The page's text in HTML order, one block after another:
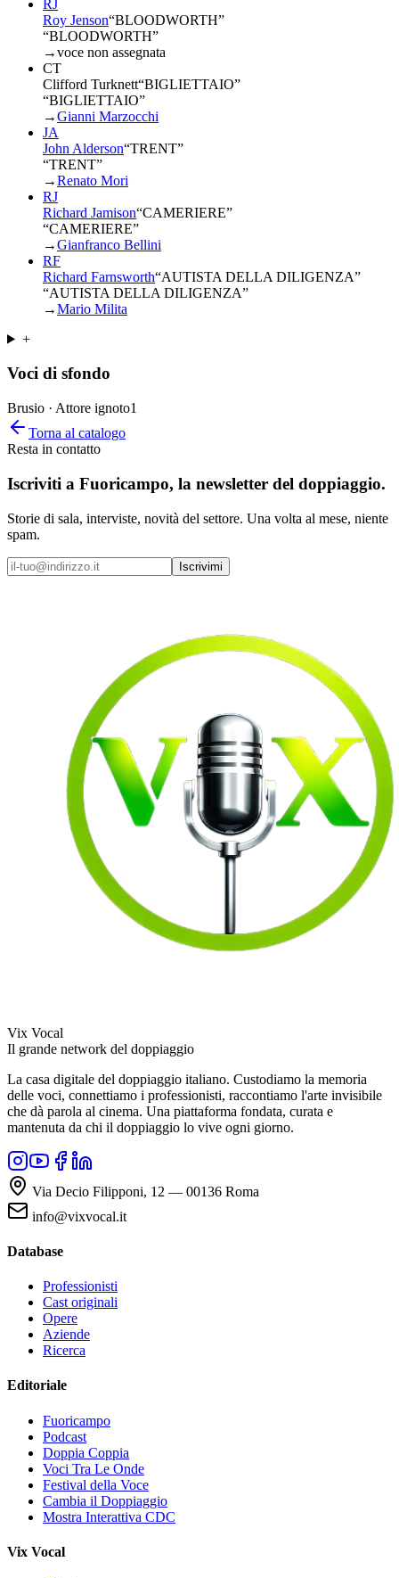
RJ
Roy Jenson“BLOODWORTH”
“BLOODWORTH”
→voce non assegnata
CT
Clifford Turknett“BIGLIETTAIO”
“BIGLIETTAIO”
→Gianni Marzocchi
JA
John Alderson“TRENT”
“TRENT”
→Renato Mori
RJ
Richard Jamison“CAMERIERE”
“CAMERIERE”
→Gianfranco Bellini
RF
Richard Farnsworth“AUTISTA DELLA DILIGENZA”
“AUTISTA DELLA DILIGENZA”
→Mario Milita
+
Voci di sfondo
Brusio · Attore ignoto1
Torna al catalogo
Resta in contatto
Iscriviti a Fuoricampo, la newsletter del doppiaggio.
Storie di sala, interviste, novità del settore. Una volta al mese, niente
spam.
Iscrivimi
Vix Vocal
Il grande network del doppiaggio
La casa digitale del doppiaggio italiano. Custodiamo la memoria
delle voci, connettiamo i professionisti, raccontiamo l'arte invisibile
che dà parola al cinema. Una piattaforma fondata, curata e
mantenuta da chi il doppiaggio lo vive ogni giorno.
Via Decio Filipponi, 12 — 00136 Roma
info@vixvocal.it
Database
Professionisti
Cast originali
Opere
Aziende
Ricerca
Editoriale
Fuoricampo
Podcast
Doppia Coppia
Voci Tra Le Onde
Festival della Voce
Cambia il Doppiaggio
Mostra Interattiva CDC
Vix Vocal